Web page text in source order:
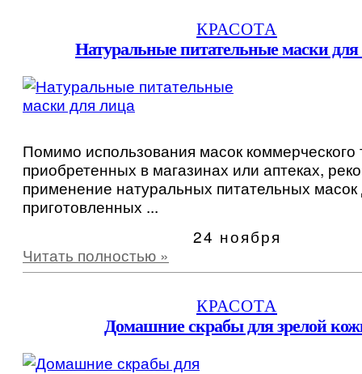
КРАСОТА
Натуральные питательные маски
Помимо использования масок коммерческого
приобретенных в магазинах или аптеках,
применение натуральных питательных
приготовленных ...
24 ноября
Читать полностью »
КРАСОТА
Домашние скрабы для зрелой